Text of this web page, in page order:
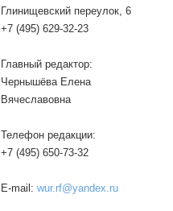
Глинищевский переулок, 6
+7 (495) 629-32-23
Главный редактор:
Чернышёва Елена
Вячеславовна
Телефон редакции:
+7 (495) 650-73-32
E-mail: wur.rf@yandex.ru